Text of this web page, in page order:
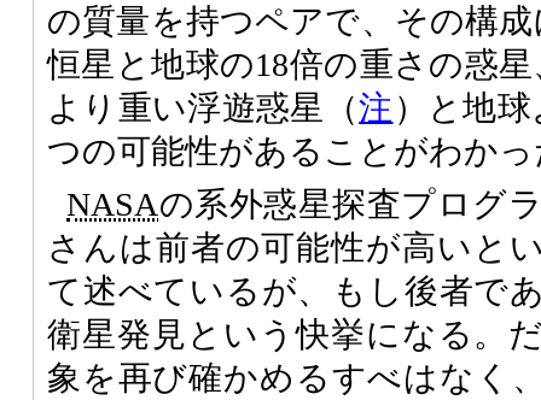
の質量を持つペアで、その構
恒星と地球の18倍の重さの惑
より重い浮遊惑星（注 ）と地
つの可能性があることがわか
NASAの系外惑星探査プログ
さんは前者の可能性が高いと
て述べているが、もし後者で
衛星発見という快挙になる。
象を再び確かめるすべはなく